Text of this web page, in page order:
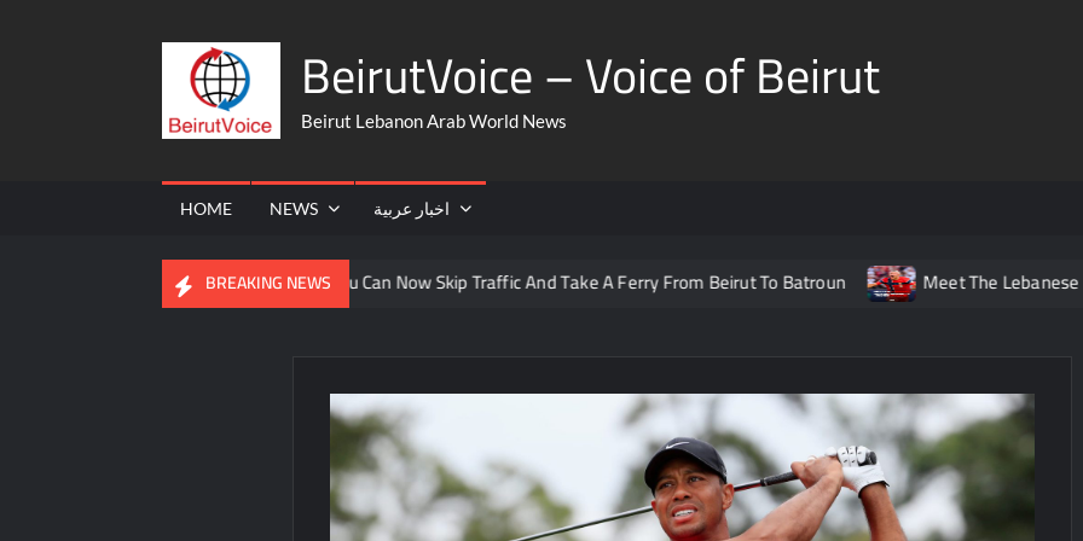
BeirutVoice – Voice of Beirut
Beirut Lebanon Arab World News
HOME NEWS اخبار عربية
BREAKING NEWS
You Can Now Skip Traffic And Take A Ferry From Beirut To Batroun Meet The Lebanese Helping